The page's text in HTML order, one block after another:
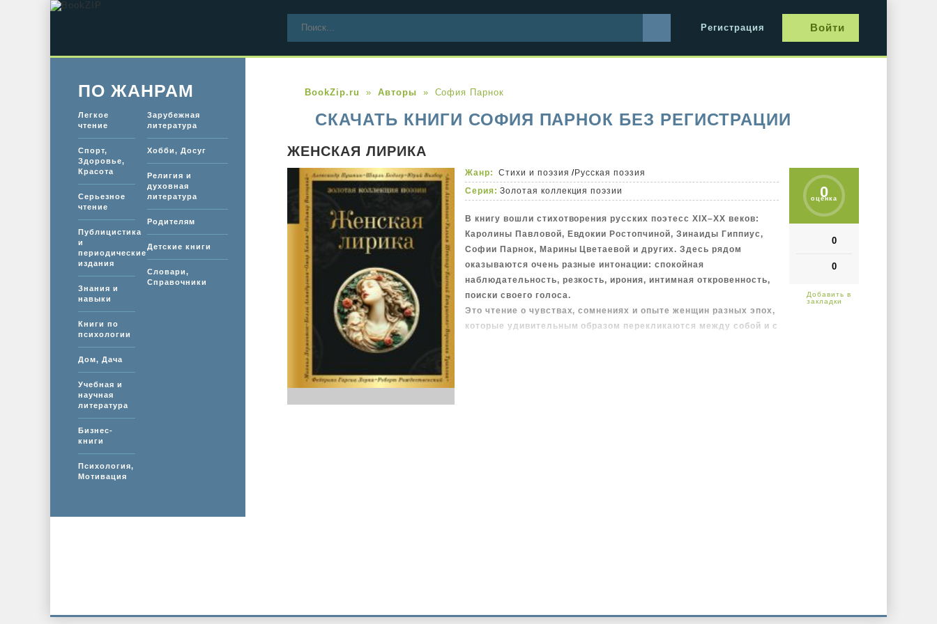
Регистрация Войти
BookZip.ru Авторы София Парнок
СКАЧАТЬ КНИГИ СОФИЯ ПАРНОК БЕЗ РЕГИСТРАЦИИ
ЖЕНСКАЯ ЛИРИКА
0
оценка
0
0
Жанр: Стихи и поэзия /Русская поэзия
Серия: Золотая коллекция поэзии
В книгу вошли стихотворения русских поэтесс XIX–XX веков:
Каролины Павловой, Евдокии Ростопчиной, Зинаиды Гиппиус,
Софии Парнок, Марины Цветаевой и других. Здесь рядом
оказываются очень разные интонации: спокойная
наблюдательность, резкость, ирония, интимная откровенность,
поиски своего голоса.
Это чтение о чувствах, сомнениях и опыте женщин разных эпох,
которые удивительным образом перекликаются между собой и с
ПО ЖАНРАМ
Легкое
чтение
Спорт,
Здоровье,
Красота
Серьезное
чтение
Публицистика
и
периодические
издания
Знания и
навыки
Книги по
психологии
Дом, Дача
Учебная и
научная
литература
Бизнес-
книги
Психология,
Мотивация
Зарубежная
литература
Хобби, Досуг
Религия и
духовная
литература
Родителям
Детские книги
Словари,
Справочники